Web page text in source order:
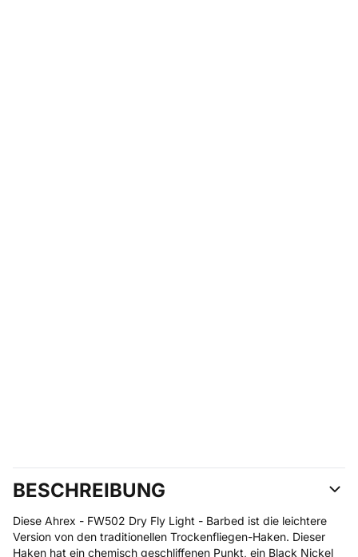
BESCHREIBUNG
Diese Ahrex - FW502 Dry Fly Light - Barbed ist die leichtere
Version von den traditionellen Trockenfliegen-Haken. Dieser
Haken hat ein chemisch geschliffenen Punkt, ein Black Nickel